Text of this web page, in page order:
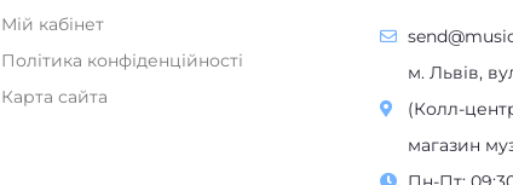
Мій кабінет
Політика конфіденційності
Карта сайта
м. Львів,
(Колл-
магазин